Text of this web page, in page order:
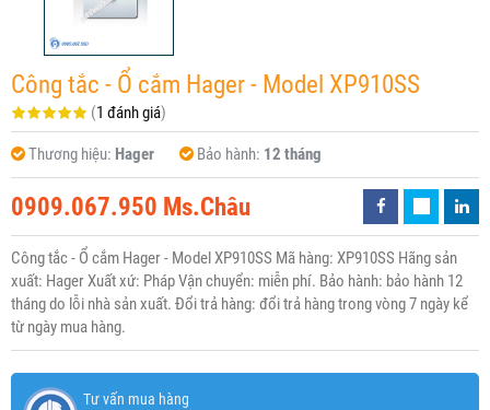
Công tắc - Ổ cắm Hager - Model XP910SS
(1 đánh giá)
Thương hiệu: Hager Bảo hành: 12 tháng
0909.067.950 Ms.Châu
Công tắc - Ổ cắm Hager - Model XP910SS Mã hàng: XP910SS Hãng sản
xuất: Hager Xuất xứ: Pháp Vận chuyển: miễn phí. Bảo hành: bảo hành 12
tháng do lỗi nhà sản xuất. Đổi trả hàng: đổi trả hàng trong vòng 7 ngày kể
từ ngày mua hàng.
Tư vấn mua hàng